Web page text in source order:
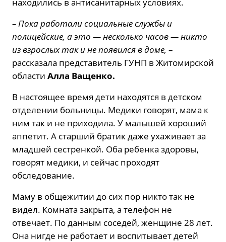
– Пока работали социальные службы и
полицейские, а это — несколько часов — никто
из взрослых так и не появился в доме, –
рассказала представитель ГУНП в Житомирской
области Алла Ващенко.
В настоящее время дети находятся в детском
отделении больницы. Медики говорят, мама к
ним так и не приходила. У малышей хороший
аппетит. А старший братик даже ухаживает за
младшей сестренкой. Оба ребенка здоровы,
говорят медики, и сейчас проходят
обследование.
Маму в общежитии до сих пор никто так не
видел. Комната закрыта, а телефон не
отвечает. По данным соседей, женщине 28 лет.
Она нигде не работает и воспитывает детей